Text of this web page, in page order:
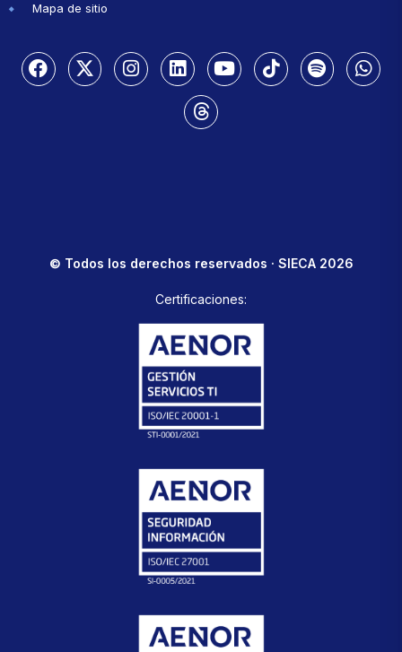
Mapa de sitio
© Todos los derechos reservados · SIECA 2026
Certificaciones: